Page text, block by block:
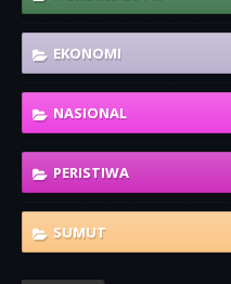
EKONOMI
NASIONAL
PERISTIWA
SUMUT